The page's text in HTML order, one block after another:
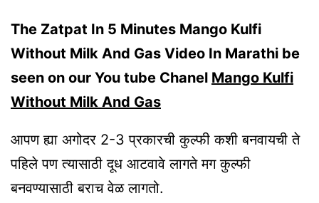
The Zatpat In 5 Minutes Mango Kulfi
Without Milk And Gas Video In Marathi be
seen on our You tube Chanel Mango Kulfi
Without Milk And Gas
आपण ह्या अगोदर 2-3 प्रकारची कुल्फी कशी बनवायची ते
पहिले पण त्यासाठी दूध आटवावे लागते मग कुल्फी
बनवण्यासाठी बराच वेळ लागतो.